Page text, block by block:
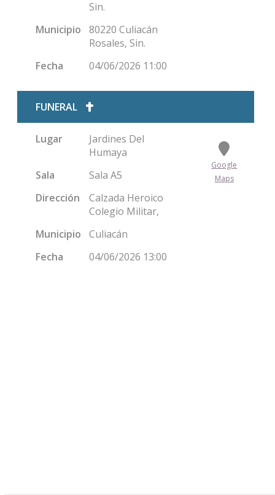
Sin.
Municipio
80220 Culiacán
Rosales, Sin.
Fecha
04/06/2026 11:00
FUNERAL
Lugar
Jardines Del
Humaya
Sala
Sala A5
Dirección
Calzada Heroico
Colegio Militar,
Municipio
Culiacán
Fecha
04/06/2026 13:00
Google
Maps